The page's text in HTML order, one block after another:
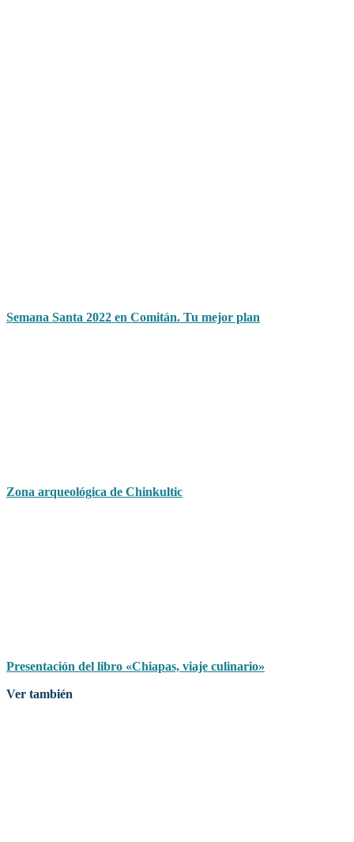
Semana Santa 2022 en Comitán. Tu mejor plan
Zona arqueológica de Chinkultic
Presentación del libro «Chiapas, viaje culinario»
Ver también